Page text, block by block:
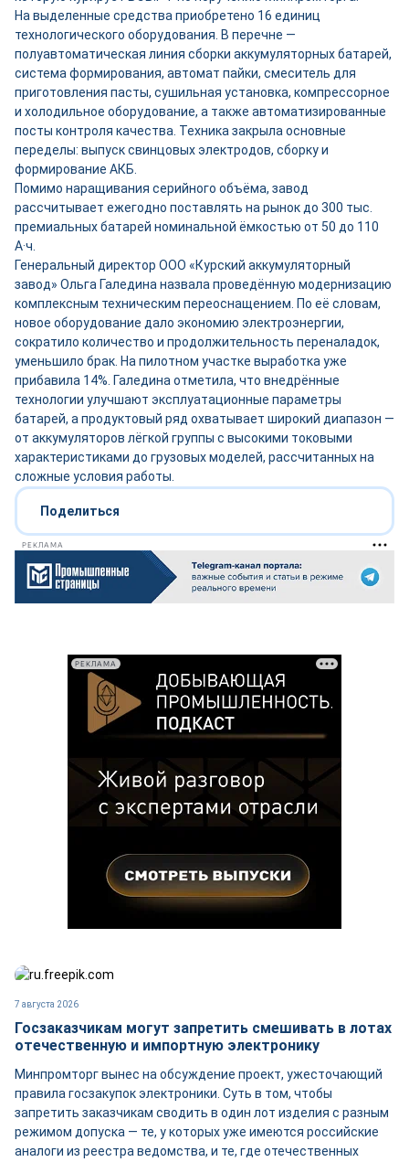
На выделенные средства приобретено 16 единиц
технологического оборудования. В перечне —
полуавтоматическая линия сборки аккумуляторных батарей,
система формирования, автомат пайки, смеситель для
приготовления пасты, сушильная установка, компрессорное
и холодильное оборудование, а также автоматизированные
посты контроля качества. Техника закрыла основные
переделы: выпуск свинцовых электродов, сборку и
формирование АКБ.
Помимо наращивания серийного объёма, завод
рассчитывает ежегодно поставлять на рынок до 300 тыс.
премиальных батарей номинальной ёмкостью от 50 до 110
А·ч.
Генеральный директор ООО «Курский аккумуляторный
завод» Ольга Галедина назвала проведённую модернизацию
комплексным техническим переоснащением. По её словам,
новое оборудование дало экономию электроэнергии,
сократило количество и продолжительность переналадок,
уменьшило брак. На пилотном участке выработка уже
прибавила 14%. Галедина отметила, что внедрённые
технологии улучшают эксплуатационные параметры
батарей, а продуктовый ряд охватывает широкий диапазон —
от аккумуляторов лёгкой группы с высокими токовыми
характеристиками до грузовых моделей, рассчитанных на
сложные условия работы.
Поделиться
РЕКЛАМА
7 августа 2026
Госзаказчикам могут запретить смешивать в лотах
отечественную и импортную электронику
Минпромторг вынес на обсуждение проект, ужесточающий
правила госзакупок электроники. Суть в том, чтобы
запретить заказчикам сводить в один лот изделия с разным
режимом допуска — те, у которых уже имеются российские
аналоги из реестра ведомства, и те, где отечественных
РЕКЛАМА